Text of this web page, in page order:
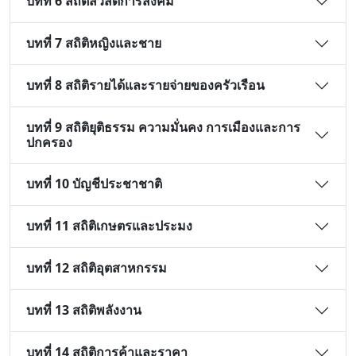
บทที่ 7 สถิติหญิงและชาย
บทที่ 8 สถิติรายได้และรายจ่ายของครัวเรือน
บทที่ 9 สถิติยุติธรรม ความมั่นคง การเมืองและการ
ปกครอง
บทที่ 10 บัญชีประชาชาติ
บทที่ 11 สถิติเกษตรและประมง
บทที่ 12 สถิติอุตสาหกรรม
บทที่ 13 สถิติพลังงาน
บทที่ 14 สถิติการค้าและราคา